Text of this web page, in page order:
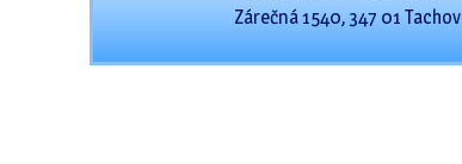
Zárečná 1540, 347 01 Tachov